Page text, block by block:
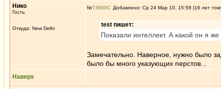
Нико
Гость
Откуда: New Delhi
№73600 Добавлено: Ср 24 Мар 10, 15:58 (16 лет
test пишет:
Показали интеллект. А какой он я
Замечательно. Наверное, нужно было
было бы много указующих перстов...
Наверх